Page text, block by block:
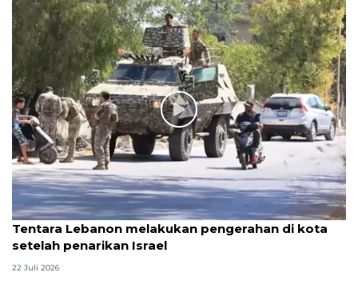
Tentara Lebanon melakukan pengerahan di kota
setelah penarikan Israel
22 Juli 2026